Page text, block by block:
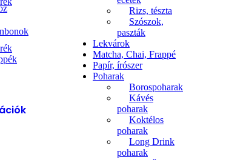
Rizs, tészta
Szószok,
paszták
Lekvárok
Matcha, Chai, Frappé
Papír, írószer
Poharak
Borospoharak
Kávés
poharak
Koktélos
poharak
Long Drink
poharak